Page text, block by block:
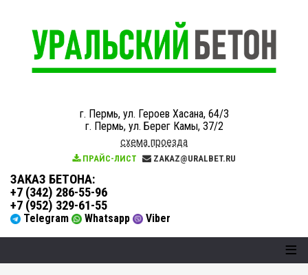
г. Пермь, ул. Героев Хасана, 64/3
г. Пермь, ул. Берег Камы, 37/2
схема проезда
ПРАЙС-ЛИСТ ZAKAZ@URALBET.RU
ЗАКАЗ БЕТОНА:
+7 (342) 286-55-96
+7 (952) 329-61-55
Telegram Whatsapp Viber
≡